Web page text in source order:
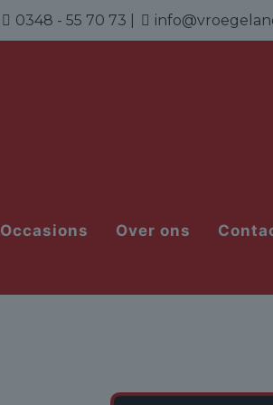
0348 - 55 70 73
Occasions Over ons